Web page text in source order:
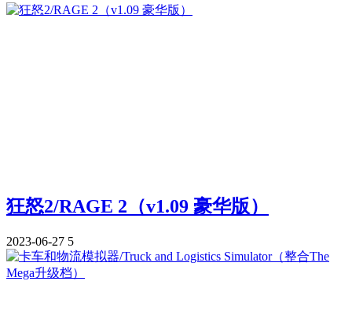
狂怒2/RAGE 2（v1.09 豪华版）
2023-06-27 5